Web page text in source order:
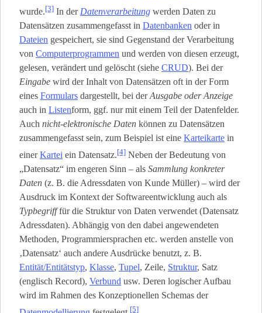
wurde.[3] In der Datenverarbeitung werden Daten zu
Datensätzen zusammengefasst in Datenbanken oder in
Dateien gespeichert, sie sind Gegenstand der Verarbeitung
von Computerprogrammen und werden von diesen erzeugt,
gelesen, verändert und gelöscht (siehe CRUD). Bei der
Eingabe wird der Inhalt von Datensätzen oft in der Form
eines Formulars dargestellt, bei derAusgabe oder Anzeige
auch in Listen­form, ggf. nur mit einem Teil der Datenfelder.
Auch nicht-elektronische Daten können zu Datensätzen
zusammengefasst sein, zum Beispiel ist eine Karteikarte in
einerKartei ein Datensatz.[4] Neben der Bedeutung von
„Datensatz“ im engeren Sinn – als Sammlung konkreter
Daten (z. B. die Adressdaten von Kunde Müller) – wird der
Ausdruck im Kontext der Softwareentwicklung auch als
Typbegrifffür die Struktur von Daten verwendet (Datensatz
Adressdaten). Abhängig von den dabei angewendeten
Methoden, Programmiersprachen etc. werden anstelle von
‚Datensatz‘ auch andere Ausdrücke benutzt, z. B.
Entität/Entitätstyp, Klasse, Tupel, Zeile, Struktur, Satz
(englisch Record), Verbund usw. Deren logischer Aufbau
wird im Rahmen des Konzeptionellen Schemas der
[5]